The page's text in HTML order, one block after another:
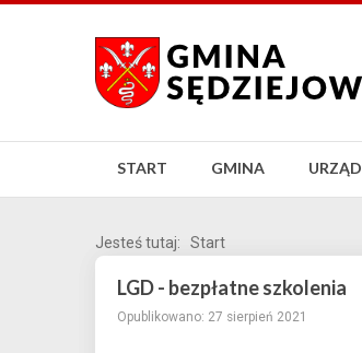
START GMINA URZĄD
Jesteś tutaj: Start
LGD - bezpłatne szkolenia
Opublikowano: 27 sierpień 2021